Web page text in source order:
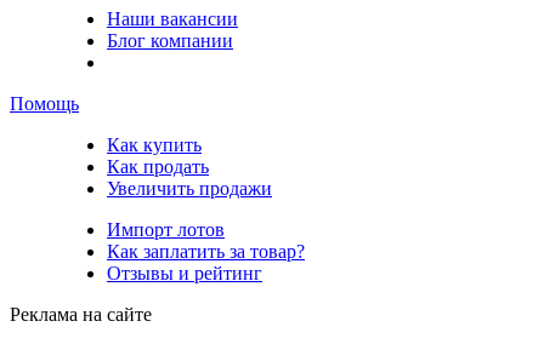
Наши вакансии
Блог компании
Помощь
Как купить
Как продать
Увеличить продажи
Импорт лотов
Как заплатить за товар?
Отзывы и рейтинг
Реклама на сайте